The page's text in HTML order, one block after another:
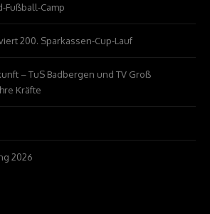
Fußball-Camp
200. Sparkassen-Cup-Lauf
– TuS Badbergen und TV Groß
Kräfte
2026